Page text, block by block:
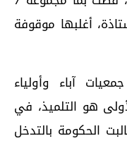
أستاذا وأستاذة، أغلبها موقوفة
آباء وأولياء
هو التلميذ، في
الحكومة بالتدخل